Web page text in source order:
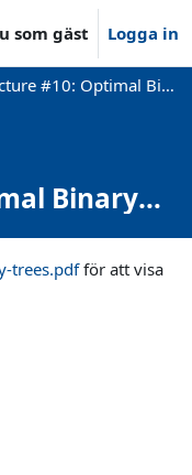
som gäst Logga in
Lecture #10: Optimal Binary Search Trees and Splay Trees (long)
Binary
Trees
trees.pdfför att visa